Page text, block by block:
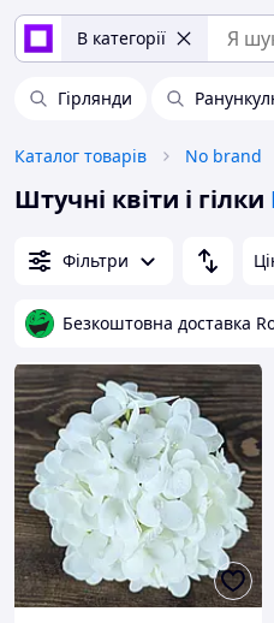
В категорії
Гірлянди
Каталог товарів No brand
Штучні квіти і гілки
Фільтри
Безкоштовна доставка